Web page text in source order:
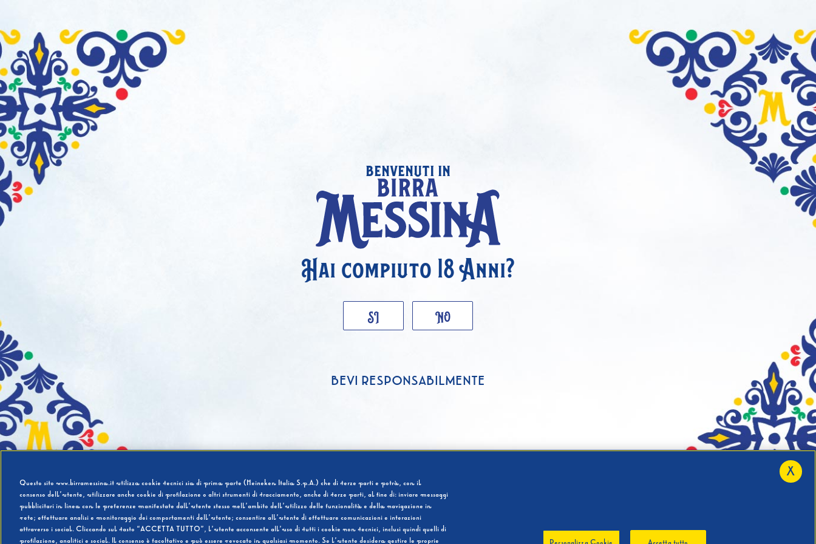
benvenuti in
Hai compiuto 18 Anni?
SI NO
BEVI RESPONSABILMENTE
Questo sito www.birramessina.it utilizza cookie tecnici sia di prima parte (Heineken Italia S.p.A.) che di terze parti e potrà, con il
consenso dell’utente, utilizzare anche cookie di profilazione o altri strumenti di tracciamento, anche di terze parti, al fine di: inviare messaggi
pubblicitari in linea con le preferenze manifestate dall’utente stesso nell’ambito dell’utilizzo delle funzionalità e della navigazione in
rete; effettuare analisi e monitoraggio dei comportamenti dell’utente; consentire all’utente di effettuare comunicazioni e interazioni
attraverso i social. Cliccando sul tasto “ACCETTA TUTTO”, l’utente acconsente all’uso di tutti i cookie non tecnici, inclusi quindi quelli di
profilazione, analitici e social. Il consenso è facoltativo e può essere revocato in qualsiasi momento. Se l’utente desidera gestire le proprie
X